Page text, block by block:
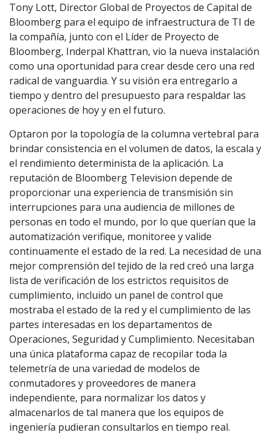
Tony Lott, Director Global de Proyectos de Capital de
Bloomberg para el equipo de infraestructura de TI de
la compañía, junto con el Líder de Proyecto de
Bloomberg, Inderpal Khattran, vio la nueva instalación
como una oportunidad para crear desde cero una red
radical de vanguardia. Y su visión era entregarlo a
tiempo y dentro del presupuesto para respaldar las
operaciones de hoy y en el futuro.
Optaron por la topología de la columna vertebral para
brindar consistencia en el volumen de datos, la escala y
el rendimiento determinista de la aplicación. La
reputación de Bloomberg Television depende de
proporcionar una experiencia de transmisión sin
interrupciones para una audiencia de millones de
personas en todo el mundo, por lo que querían que la
automatización verifique, monitoree y valide
continuamente el estado de la red. La necesidad de una
mejor comprensión del tejido de la red creó una larga
lista de verificación de los estrictos requisitos de
cumplimiento, incluido un panel de control que
mostraba el estado de la red y el cumplimiento de las
partes interesadas en los departamentos de
Operaciones, Seguridad y Cumplimiento. Necesitaban
una única plataforma capaz de recopilar toda la
telemetría de una variedad de modelos de
conmutadores y proveedores de manera
independiente, para normalizar los datos y
almacenarlos de tal manera que los equipos de
ingeniería pudieran consultarlos en tiempo real.